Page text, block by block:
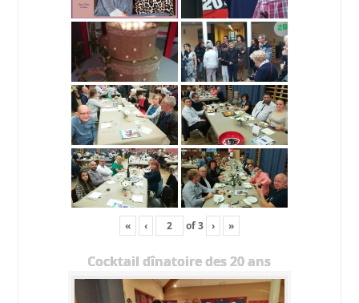
« ‹ of3 › »
Cocktail dînatoire des 20 ans